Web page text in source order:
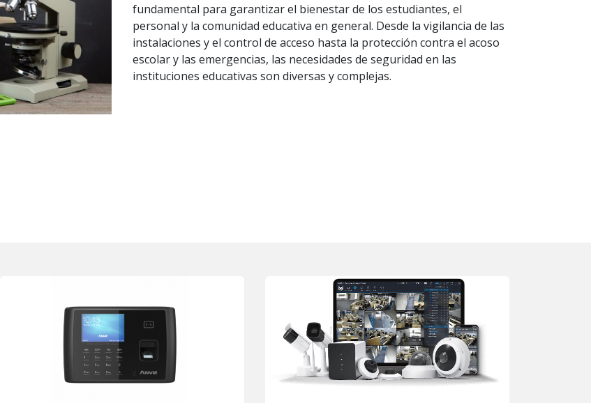
fundamental para garantizar el bienestar de los estudiantes, el
personal y la comunidad educativa en general. Desde la vigilancia de las
instalaciones y el control de acceso hasta la protección contra el acoso
escolar y las emergencias, las necesidades de seguridad en las
instituciones educativas son diversas y complejas.